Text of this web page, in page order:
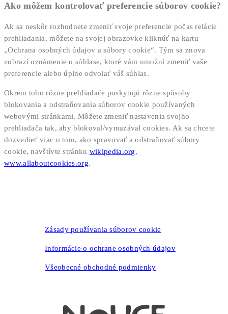
Ako môžem kontrolovať preferencie súborov cookie?
Ak sa neskôr rozhodnete zmeniť svoje preferencie počas relácie
prehliadania, môžete na svojej obrazovke kliknúť na kartu
„Ochrana osobných údajov a súbory cookie“. Tým sa znova
zobrazí oznámenie o súhlase, ktoré vám umožní zmeniť vaše
preferencie alebo úplne odvolať váš súhlas.
Okrem toho rôzne prehliadače poskytujú rôzne spôsoby
blokovania a odstraňovania súborov cookie používaných
webovými stránkami. Môžete zmeniť nastavenia svojho
prehliadača tak, aby blokoval/vymazával cookies. Ak sa chcete
dozvedieť viac o tom, ako spravovať a odstraňovať súbory
cookie, navštívte stránku wikipedia.org,
www.allaboutcookies.org.
Zásady používania súborov cookie
Informácie o ochrane osobných údajov
Všeobecné obchodné podmienky